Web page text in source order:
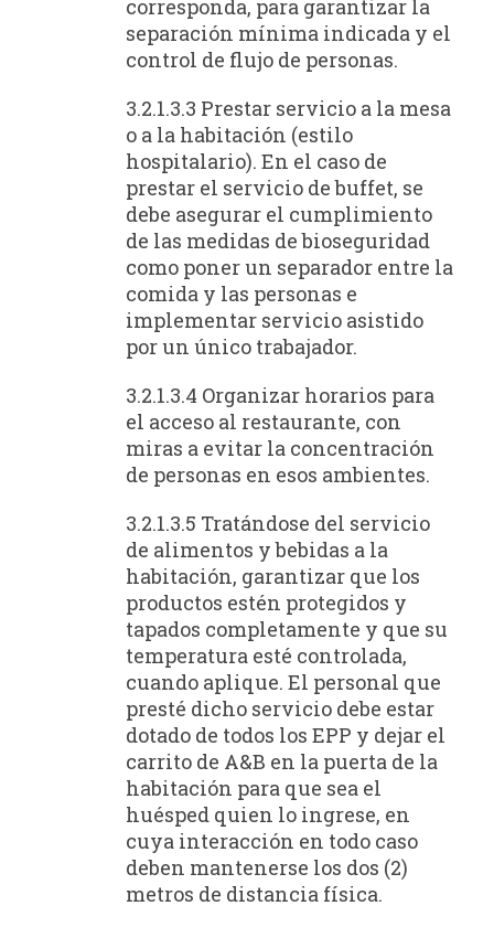
corresponda, para garantizar la
separación mínima indicada y el
control de flujo de personas.
3.2.1.3.3 Prestar servicio a la mesa
o a la habitación (estilo
hospitalario). En el caso de
prestar el servicio de buffet, se
debe asegurar el cumplimiento
de las medidas de bioseguridad
como poner un separador entre la
comida y las personas e
implementar servicio asistido
por un único trabajador.
3.2.1.3.4 Organizar horarios para
el acceso al restaurante, con
miras a evitar la concentración
de personas en esos ambientes.
3.2.1.3.5 Tratándose del servicio
de alimentos y bebidas a la
habitación, garantizar que los
productos estén protegidos y
tapados completamente y que su
temperatura esté controlada,
cuando aplique. El personal que
presté dicho servicio debe estar
dotado de todos los EPP y dejar el
carrito de A&B en la puerta de la
habitación para que sea el
huésped quien lo ingrese, en
cuya interacción en todo caso
deben mantenerse los dos (2)
metros de distancia física.